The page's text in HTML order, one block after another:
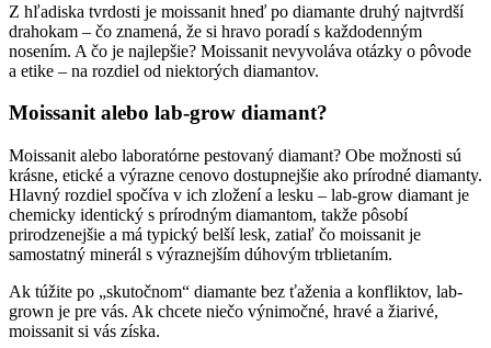
Z hľadiska tvrdosti je moissanit hneď po diamante druhý najtvrdší
drahokam – čo znamená, že si hravo poradí s každodenným
nosením. A čo je najlepšie? Moissanit nevyvoláva otázky o pôvode
a etike – na rozdiel od niektorých diamantov.
Moissanit alebo lab-grow diamant?
Moissanit alebo laboratórne pestovaný diamant? Obe možnosti sú
krásne, etické a výrazne cenovo dostupnejšie ako prírodné diamanty.
Hlavný rozdiel spočíva v ich zložení a lesku – lab-grow diamant je
chemicky identický s prírodným diamantom, takže pôsobí
prirodzenejšie a má typický belší lesk, zatiaľ čo moissanit je
samostatný minerál s výraznejším dúhovým trblietaním.
Ak túžite po „skutočnom“ diamante bez ťaženia a konfliktov, lab-
grown je pre vás. Ak chcete niečo výnimočné, hravé a žiarivé,
moissanit si vás získa.